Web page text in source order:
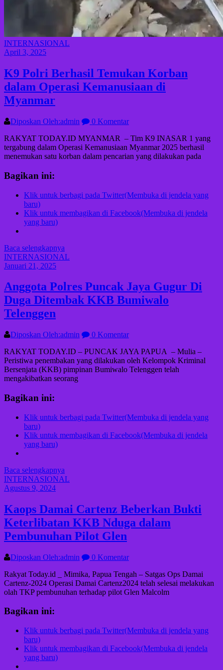
INTERNASIONAL
April 3, 2025
K9 Polri Berhasil Temukan Korban
dalam Operasi Kemanusiaan di
Myanmar
Diposkan Oleh:admin
0 Komentar
RAKYAT TODAY.ID MYANMAR – Tim K9 INASAR 1 yang
tergabung dalam Operasi Kemanusiaan Myanmar 2025 berhasil
menemukan satu korban dalam pencarian yang dilakukan pada
Bagikan ini:
Klik untuk berbagi pada Twitter(Membuka di jendela yang
baru)
Klik untuk membagikan di Facebook(Membuka di jendela
yang baru)
Baca selengkapnya
INTERNASIONAL
Januari 21, 2025
Anggota Polres Puncak Jaya Gugur Di
Duga Ditembak KKB Bumiwalo
Telenggen
Diposkan Oleh:admin
0 Komentar
RAKYAT TODAY.ID – PUNCAK JAYA PAPUA – Mulia –
Peristiwa penembakan yang dilakukan oleh Kelompok Kriminal
Bersenjata (KKB) pimpinan Bumiwalo Telenggen telah
mengakibatkan seorang
Bagikan ini:
Klik untuk berbagi pada Twitter(Membuka di jendela yang
baru)
Klik untuk membagikan di Facebook(Membuka di jendela
yang baru)
Baca selengkapnya
INTERNASIONAL
Agustus 9, 2024
Kaops Damai Cartenz Beberkan Bukti
Keterlibatan KKB Nduga dalam
Pembunuhan Pilot Glen
Diposkan Oleh:admin
0 Komentar
Rakyat Today.id _ Mimika, Papua Tengah – Satgas Ops Damai
Cartenz-2024 Operasi Damai Cartenz2024 telah selesai melakukan
olah TKP pembunuhan terhadap pilot Glen Malcolm
Bagikan ini:
Klik untuk berbagi pada Twitter(Membuka di jendela yang
baru)
Klik untuk membagikan di Facebook(Membuka di jendela
yang baru)